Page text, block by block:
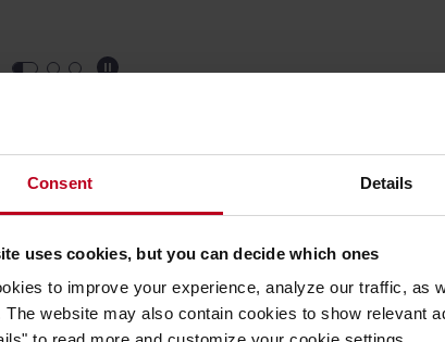
Consent Details
uses cookies, but you can decide which ones
to improve your experience, analyze our traffic, as
The website may also contain cookies to show relevant
Specifikáció